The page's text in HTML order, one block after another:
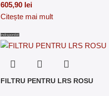
605,90 lei
Citește mai mult
Indisponibil
FILTRU PENTRU LRS ROSU